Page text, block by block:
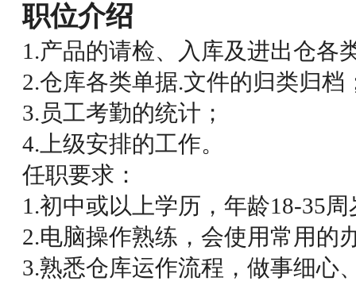
职位介绍
1.产品的请检、入库及进出仓各
2.仓库各类单据.文件的归类归档
3.员工考勤的统计；
4.上级安排的工作。
任职要求：
1.初中或以上学历，年龄18-35周
2.电脑操作熟练，会使用常用的
3.熟悉仓库运作流程，做事细心